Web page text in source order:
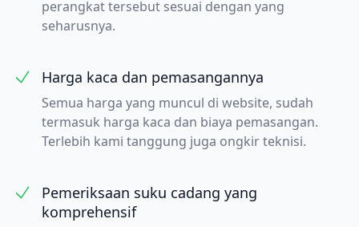
perangkat tersebut sesuai dengan yang
seharusnya.
Harga kaca dan pemasangannya
Semua harga yang muncul di website, sudah
termasuk harga kaca dan biaya pemasangan.
Terlebih kami tanggung juga ongkir teknisi.
Pemeriksaan suku cadang yang
komprehensif